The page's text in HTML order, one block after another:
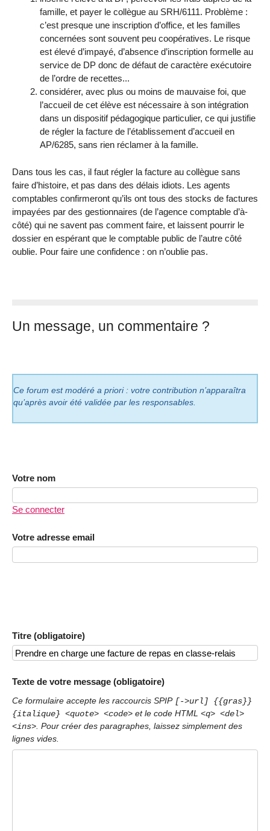
famille, et payer le collègue au SRH/6111. Problème :
c’est presque une inscription d’office, et les familles
concernées sont souvent peu coopératives. Le risque
est élevé d’impayé, d’absence d’inscription formelle au
service de DP donc de défaut de caractère exécutoire
de l’ordre de recettes...
considérer, avec plus ou moins de mauvaise foi, que
l’accueil de cet élève est nécessaire à son intégration
dans un dispositif pédagogique particulier, ce qui justifie
de régler la facture de l’établissement d’accueil en
AP/6285, sans rien réclamer à la famille.
Dans tous les cas, il faut régler la facture au collègue sans
faire d’histoire, et pas dans des délais idiots. Les agents
comptables confirmeront qu’ils ont tous des stocks de factures
impayées par des gestionnaires (de l’agence comptable d’à-
côté) qui ne savent pas comment faire, et laissent pourrir le
dossier en espérant que le comptable public de l’autre côté
oublie. Pour faire une confidence : on n’oublie pas.
Un message, un commentaire ?
Ce forum est modéré a priori : votre contribution n’apparaîtra
qu’après avoir été validée par les responsables.
Votre nom
Se connecter
Votre adresse email
Titre (obligatoire)
Texte de votre message (obligatoire)
Ce formulaire accepte les raccourcis SPIP [->url] {{gras}}
{italique} <quote> <code> et le code HTML <q> <del>
<ins>. Pour créer des paragraphes, laissez simplement des
lignes vides.